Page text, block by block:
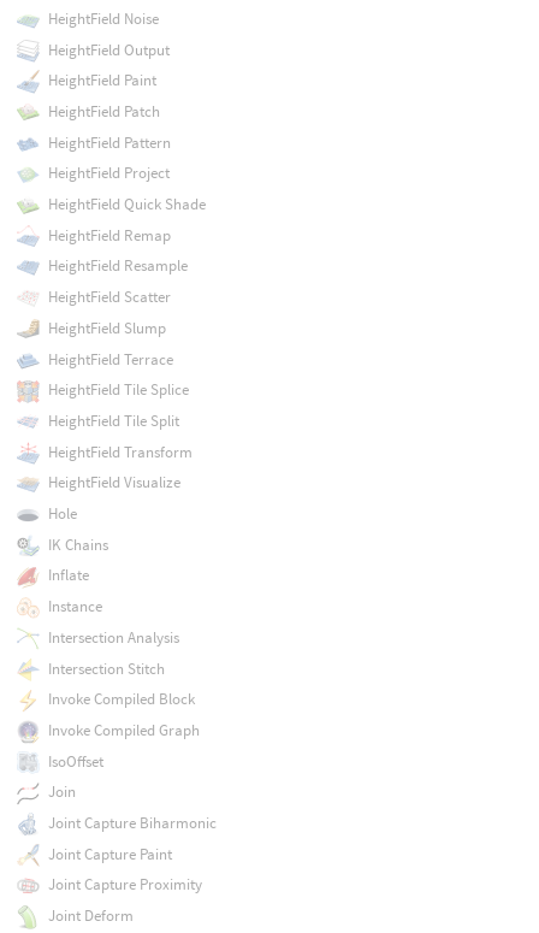
HeightField Noise
HeightField Output
HeightField Paint
HeightField Patch
HeightField Pattern
HeightField Project
HeightField Quick Shade
HeightField Remap
HeightField Resample
HeightField Scatter
HeightField Slump
HeightField Terrace
HeightField Tile Splice
HeightField Tile Split
HeightField Transform
HeightField Visualize
Hole
IK Chains
Inflate
Instance
Intersection Analysis
Intersection Stitch
Invoke Compiled Block
Invoke Compiled Graph
IsoOffset
Join
Joint Capture Biharmonic
Joint Capture Paint
Joint Capture Proximity
Joint Deform